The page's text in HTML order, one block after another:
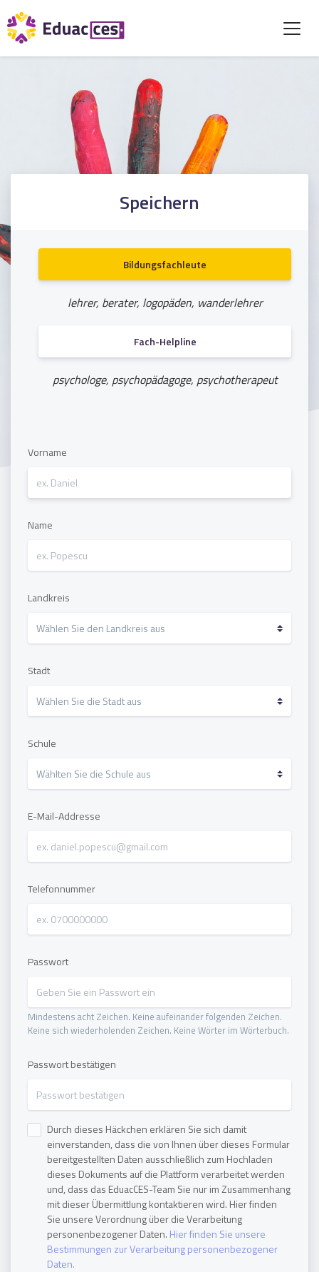
Speichern
Bildungsfachleute
lehrer, berater, logopäden, wanderlehrer
Fach-Helpline
psychologe, psychopädagoge, psychotherapeut
Vorname
Name
Landkreis
Stadt
Schule
E-Mail-Addresse
Telefonnummer
Passwort
Mindestens acht Zeichen. Keine aufeinander folgenden Zeichen.
Keine sich wiederholenden Zeichen. Keine Wörter im Wörterbuch.
Passwort bestätigen
Durch dieses Häckchen erklären Sie sich damit
einverstanden, dass die von Ihnen über dieses Formular
bereitgestellten Daten ausschließlich zum Hochladen
dieses Dokuments auf die Plattform verarbeitet werden
und, dass das EduacCES-Team Sie nur im Zusammenhang
mit dieser Übermittlung kontaktieren wird. Hier finden
Sie unsere Verordnung über die Verarbeitung
personenbezogener Daten. Hier finden Sie unsere
Bestimmungen zur Verarbeitung personenbezogener
Daten.